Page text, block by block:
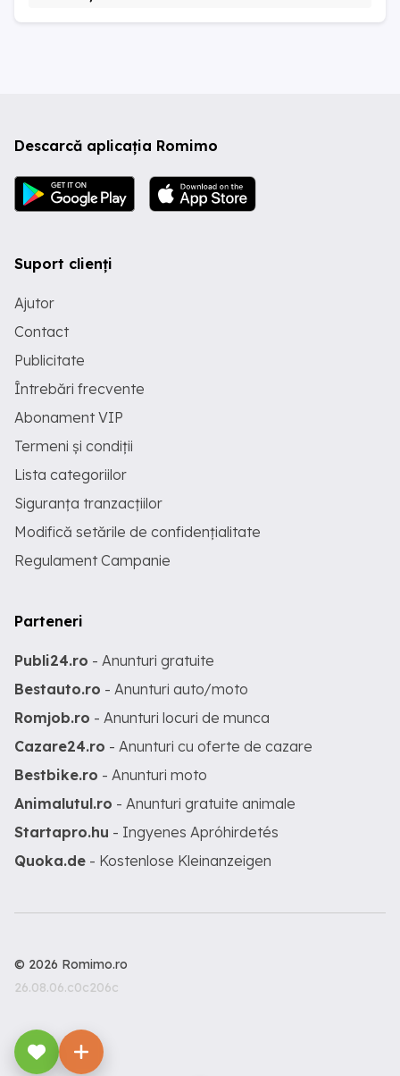
Descarcă aplicația Romimo
Suport clienți
Ajutor
Contact
Publicitate
Întrebări frecvente
Abonament VIP
Termeni și condiții
Lista categoriilor
Siguranța tranzacțiilor
Modifică setările de confidențialitate
Regulament Campanie
Parteneri
Publi24.ro - Anunturi gratuite
Bestauto.ro - Anunturi auto/moto
Romjob.ro - Anunturi locuri de munca
Cazare24.ro - Anunturi cu oferte de cazare
Bestbike.ro - Anunturi moto
Animalutul.ro - Anunturi gratuite animale
Startapro.hu - Ingyenes Apróhirdetés
Quoka.de - Kostenlose Kleinanzeigen
© 2026 Romimo.ro
26.08.06.c0c206c